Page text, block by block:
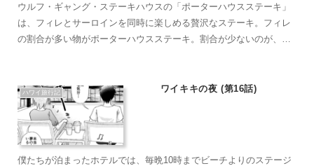
ウルフ・ギャング・ステーキハウスの「ポーターハウスステーキ」
は、フィレとサーロインを同時に楽しめる贅沢なステーキ。フィレ
の割合が多い物がポーターハウスステーキ。割合が少ないのが、T
実も充実していますよ
ハワイ旅行記 ワイキキの夜 (第16話)
僕たちが泊まったホテルでは、毎晩10時までビーチよりのステージ